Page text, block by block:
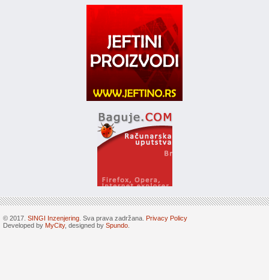
© 2017. SINGI Inzenjering . Sva prava zadržana. Privacy Policy
Developed by MyCity, designed by Spundo